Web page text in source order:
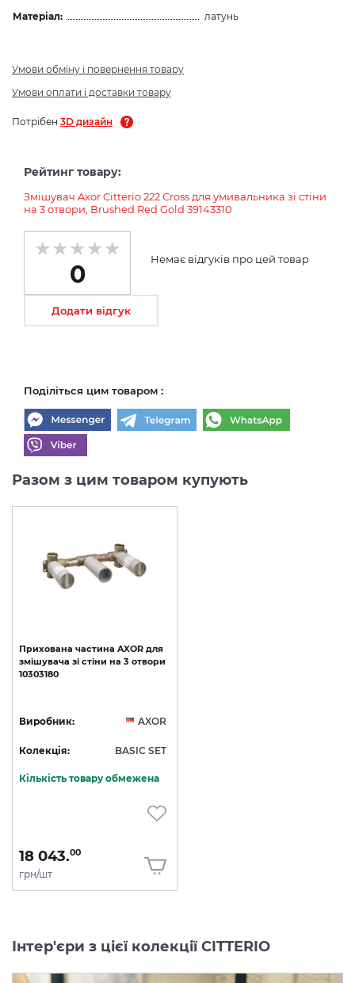
Матеріал:
латунь
Умови обміну і повернення товару
Умови оплати і доставки товару
Потрібен 3D дизайн
Рейтинг товару:
Змішувач Axor Citterio 222 Cross для умивальника зі стіни
на 3 отвори, Brushed Red Gold 39143310
0
Немає відгуків про цей товар
Додати відгук
Поділіться цим товаром :
Разом з цим товаром купують
Прихована частина AXOR для
змішувача зі стіни на 3 отвори
10303180
Виробник: AXOR
Колекція: BASIC SET
Кількість товару обмежена
18 043.00
грн/шт
Інтер'єри з цієї колекції CITTERIO